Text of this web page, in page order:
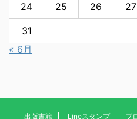
24 25 26 27
31
« 6月
出版書籍 Lineスタンプ ブ